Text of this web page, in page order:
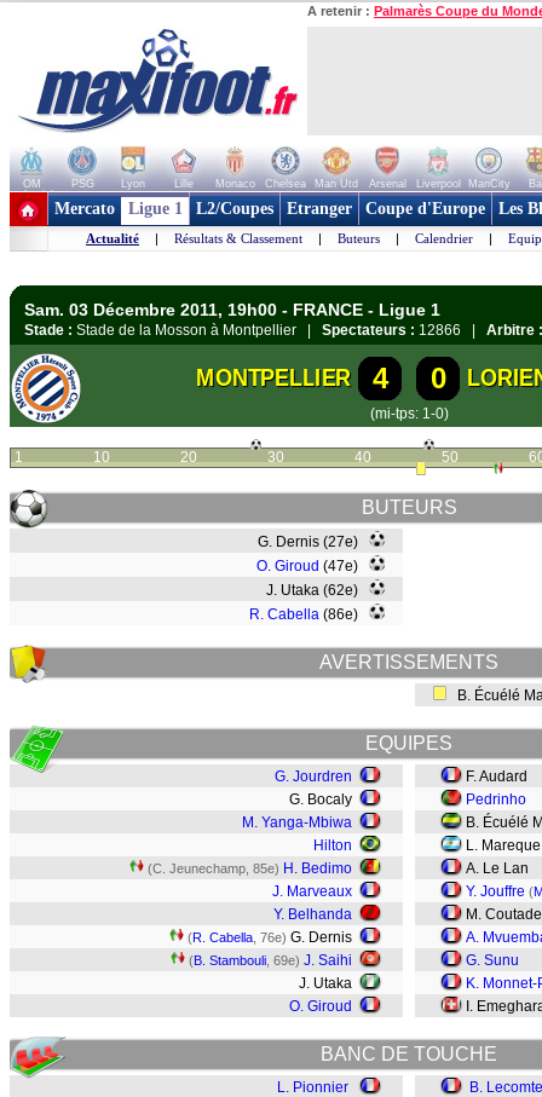
A retenir : Palmarès Coupe du
OM PSG Lyon Lille Monaco Chelsea Man Utd Arsenal Liverpool ManCity
+ de clubs
Mercato Ligue 1 L2/Coupes Etranger Coupe d'Europe Les
Actualité | Résultats & Classement | Buteurs | Calendrier |
Sam. 03 Décembre 2011, 19h00 - FRANCE - Ligue 1
Stade : Stade de la Mosson à Montpellier | Spectateurs : 12866 | Arbitre :
MONTPELLIER 4 0
(mi-tps: 1-0)
1 10 20 30 40 50
BUTEURS
G. Dernis (27e)
O. Giroud (47e)
J. Utaka (62e)
R. Cabella (86e)
AVERTISSEMENTS
B. Écuélé
EQUIPES
G. Jourdren
G. Bocaly
M. Yanga-Mbiwa
Hilton
(C. Jeunechamp, 85e) H. Bedimo
J. Marveaux
Y. Belhanda
(R. Cabella , 76e) G. Dernis
(B. Stambouli , 69e) J. Saihi
J. Utaka
O. Giroud
F. Audard
Pedrinho
B. Écuélé
L. Mareque
A. Le Lan
Y. Jouffre (
M.
A.
G. Sunu
K. Monnet-
I.
BANC DE TOUCHE
L. Pionnier
B. Lecomte